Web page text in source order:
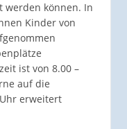
werden können. In
Kinder von
ist von 8.00 –
auf die
erweitert